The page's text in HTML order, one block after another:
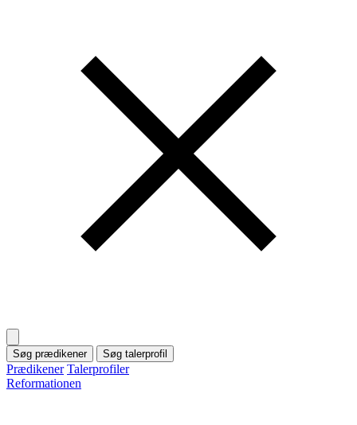
Søg prædikener Søg talerprofil
Prædikener Talerprofiler
Reformationen